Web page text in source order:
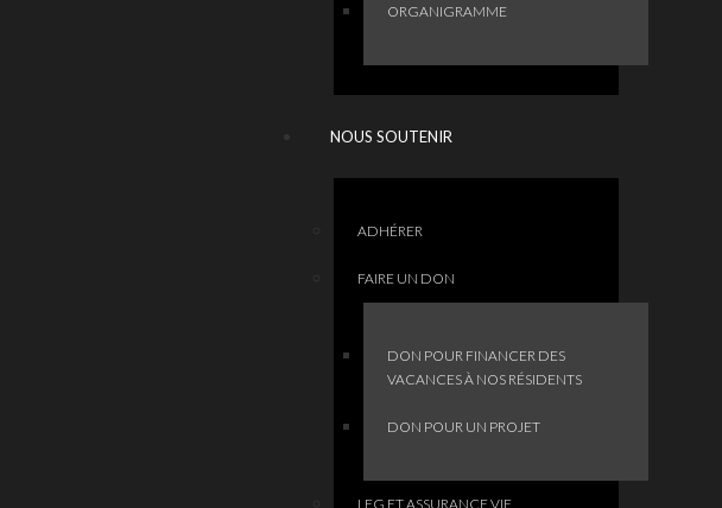
ORGANIGRAMME
NOUS SOUTENIR
ADHÉRER
FAIRE UN DON
DON POUR FINANCER DES
VACANCES À NOS RÉSIDENTS
DON POUR UN PROJET
LEG ET ASSURANCE VIE